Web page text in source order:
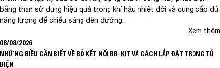
bằng than sử dụng hiệu quả trong khí hậu nhiệt đới và cung cấp đủ
năng lượng để chiếu sáng đèn đường.
Xem thêm
08/08/2026
NHỮNG ĐIỀU CẦN BIẾT VỀ BỘ KẾT NỐI BB-KIT VÀ CÁCH LẮP ĐẶT TRONG TỦ
ĐIỆN